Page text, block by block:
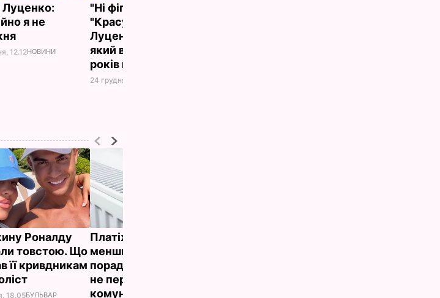
Луценко:
я не
12.12НОВИНИ
"Ні фіга собі мамуля",
"Красуня". Аніта
Луценко показала,
який вигляд у 65
років має її мама
24 грудня, 14.40
Роналду
товстою. Що
її кривдникам
18.05БУЛЬВАР
Платіжки стануть
меншими – дієві
поради "без води", як
не переплачувати за
комуналку